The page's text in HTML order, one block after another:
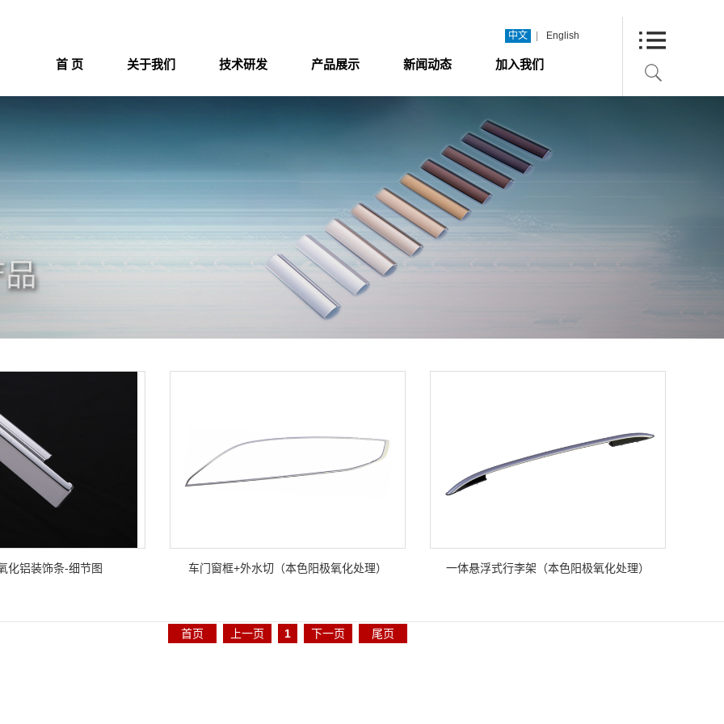
中文 English
首 页 关于我们 技术研发 产品展示 新闻动态 加入我们
化铝装饰条-细节图 车门窗框+外水切（本色阳极氧化处理） 一体悬浮式行李架（本色阳极氧化处理）
首页 上一页 1 下一页 尾页